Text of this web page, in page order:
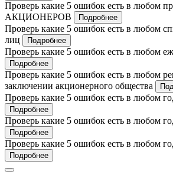
Проверь какие 5 ошибок есть в любом
АКЦИОНЕРОВ
Подробнее
Проверь какие 5 ошибок есть в любом
лиц
Подробнее
Проверь какие 5 ошибок есть в любом
Подробнее
Проверь какие 5 ошибок есть в любом
заключении акционерного общества
Проверь какие 5 ошибок есть в любом
Подробнее
Проверь какие 5 ошибок есть в любом
Подробнее
Проверь какие 5 ошибок есть в любом
Подробнее